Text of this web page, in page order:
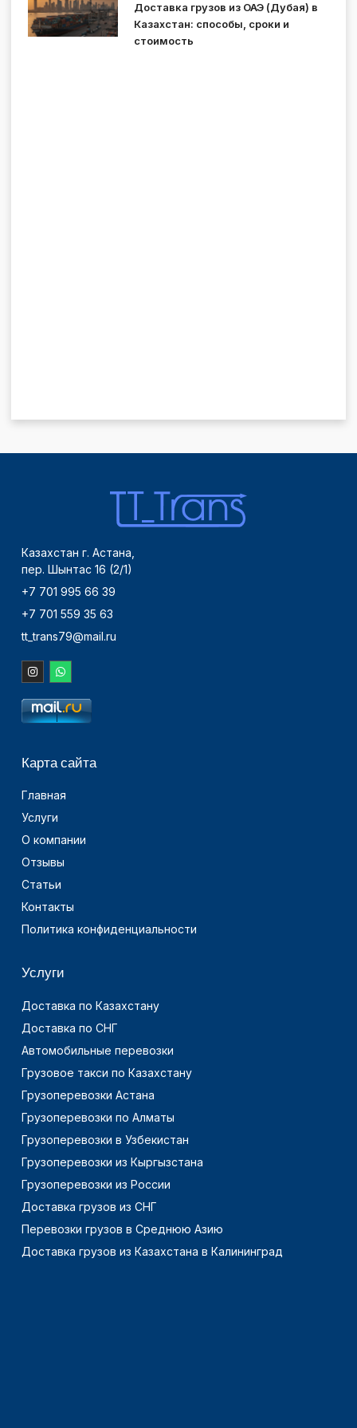
Доставка грузов из ОАЭ (Дубая) в
Казахстан: способы, сроки и
стоимость
Казахстан г. Астана,
пер. Шынтас 16 (2/1)
+7 701 995 66 39
+7 701 559 35 63
tt_trans79@mail.ru
Карта сайта
Главная
Услуги
О компании
Отзывы
Статьи
Контакты
Политика конфиденциальности
Услуги
Доставка по Казахстану
Доставка по СНГ
Автомобильные перевозки
Грузовое такси по Казахстану
Грузоперевозки Астана
Грузоперевозки по Алматы
Грузоперевозки в Узбекистан
Грузоперевозки из Кыргызстана
Грузоперевозки из России
Доставка грузов из СНГ
Перевозки грузов в Среднюю Азию
Доставка грузов из Казахстана в Калининград